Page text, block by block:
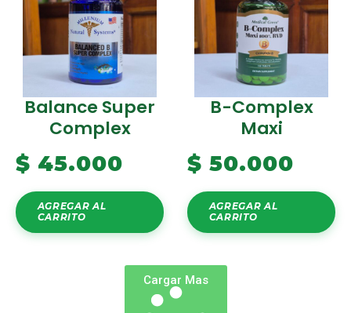
Balance Super
Complex
$ 45.000
AGREGAR AL
CARRITO
B-Complex
Maxi
$ 50.000
AGREGAR AL
CARRITO
Cargar Mas